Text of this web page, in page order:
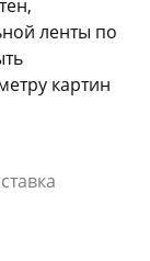
ленты по
картин